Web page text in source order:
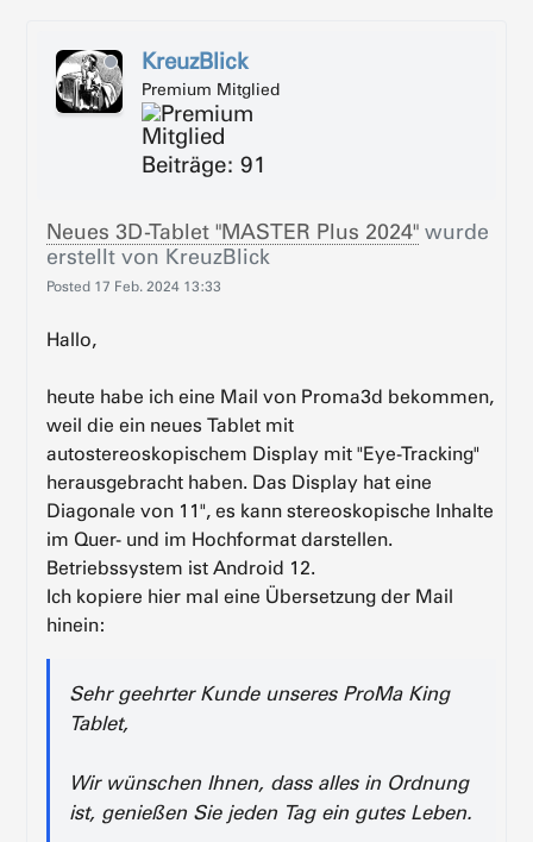
KreuzBlick
Premium Mitglied
Beiträge: 91
Neues 3D-Tablet "MASTER Plus 2024" wurde
erstellt von KreuzBlick
Posted 17 Feb. 2024 13:33
Hallo,
heute habe ich eine Mail von Proma3d bekommen,
weil die ein neues Tablet mit
autostereoskopischem Display mit "Eye-Tracking"
herausgebracht haben. Das Display hat eine
Diagonale von 11", es kann stereoskopische Inhalte
im Quer- und im Hochformat darstellen.
Betriebssystem ist Android 12.
Ich kopiere hier mal eine Übersetzung der Mail
hinein:
Sehr geehrter Kunde unseres ProMa King
Tablet,
Wir wünschen Ihnen, dass alles in Ordnung
ist, genießen Sie jeden Tag ein gutes Leben.